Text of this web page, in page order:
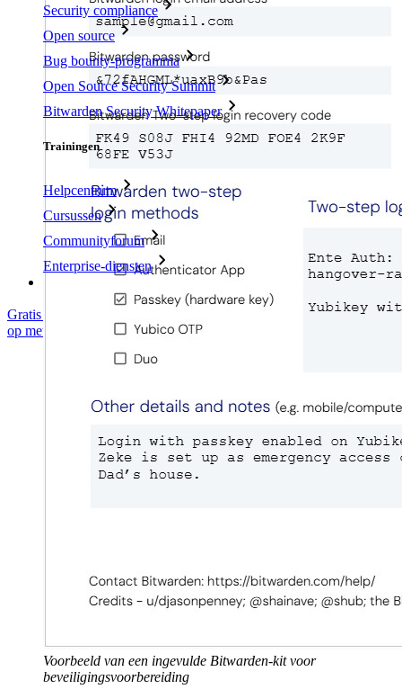
Security compliance
Open source
Bug bounty-programma
Open Source Security Summit
Bitwarden Security Whitepaper
Trainingen
Helpcentrum
Cursussen
Communityforum
Enterprise-diensten
Gratis starten
Neem contact
op met Sales
Inloggen Inloggen
Voorbeeld van een ingevulde Bitwarden-kit voor
beveiligingsvoorbereiding